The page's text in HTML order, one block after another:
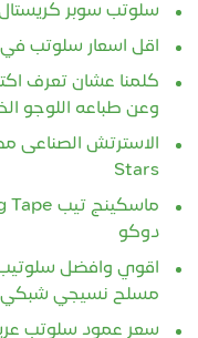
سلوتب سوبر
اقل اسعار سلوتب
كلمنا عشان تعرف
وعن طباعه اللوجو
Stars
دوكو
اقوي وافضل
مسلح نسيجي